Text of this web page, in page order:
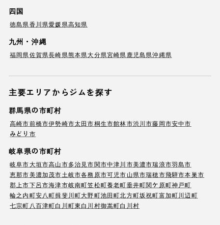
四国
徳島県香川県愛媛県高知県
九州・沖縄
福岡県佐賀県長崎県熊本県大分県宮崎県 鹿児島県沖縄県
主要エリアからジムを探す
群馬県の市町村
高崎市前橋市伊勢崎市太田市桐生市館林市渋川市藤岡市安中市
みどり市
岐阜県の市町村
岐阜市大垣市高山市多治見市関市中津川市美濃市瑞浪市羽島市
恵那市美濃加茂市土岐市各務原市可児市山県市瑞穂市飛騨市本巣市
郡上市下呂市海津市岐南町笠松町養老町垂井町関ケ原町神戸町
輪之内町安八町揖斐川町大野町池田町北方町坂祝町富加町川辺町
七宗町 八百津町白川町東白川村御嵩町白川村